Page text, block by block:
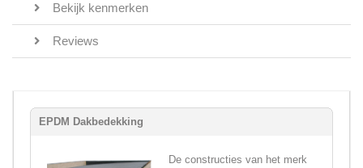
Bekijk kenmerken
Reviews
EPDM Dakbedekking
De constructies van het merk